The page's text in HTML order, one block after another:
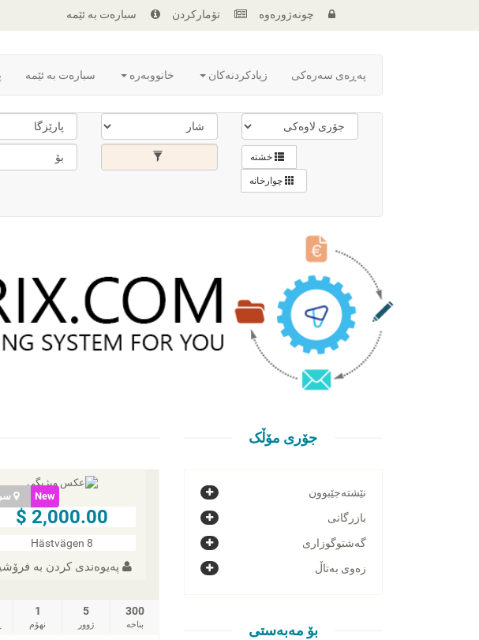
سبارەت بە ئێمە تۆمارکردن چونەژورەوە
سبارەت بە ئێمە خانووبەرە زیادکردنەکان پەڕەی سەرەکی
خشتە
چوارخانە
New
2,000.00 $
Hästvägen 8
پەیوەندی کردن به
1
نهۆم
5
ژوور
300
بناخه‌
جۆری مۆڵک
نێشتەجێبوون
بازرگانی
گەشتوگوزاری
زەوی بەتاڵ
بۆ مەبەستی